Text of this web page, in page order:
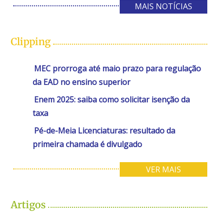
MAIS NOTÍCIAS
Clipping
MEC prorroga até maio prazo para regulação
da EAD no ensino superior
Enem 2025: saiba como solicitar isenção da
taxa
Pé-de-Meia Licenciaturas: resultado da
primeira chamada é divulgado
VER MAIS
Artigos